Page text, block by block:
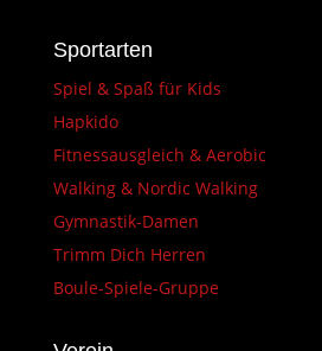
Sportarten
Spiel & Spaß für Kids
Hapkido
Fitnessausgleich & Aerobic
Walking & Nordic Walking
Gymnastik-Damen
Trimm Dich Herren
Boule-Spiele-Gruppe